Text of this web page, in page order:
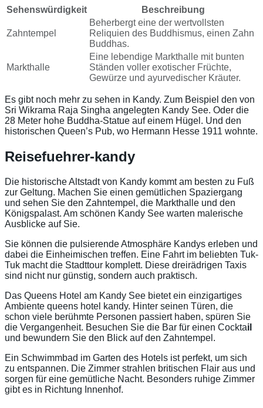
Sehenswürdigkeit Beschreibung
Zahntempel
Beherbergt eine der wertvollsten
Reliquien des Buddhismus, einen Zahn
Buddhas.
Markthalle
Eine lebendige Markthalle mit bunten
Ständen voller exotischer Früchte,
Gewürze und ayurvedischer Kräuter.
Es gibt noch mehr zu sehen in Kandy. Zum Beispiel den von
Sri Wikrama Raja Singha angelegten Kandy See. Oder die
28 Meter hohe Buddha-Statue auf einem Hügel. Und den
historischen Queen’s Pub, wo Hermann Hesse 1911 wohnte.
Reisefuehrer-kandy
Die historische Altstadt von Kandy kommt am besten zu Fuß
zur Geltung. Machen Sie einen gemütlichen Spaziergang
und sehen Sie den Zahntempel, die Markthalle und den
Königspalast. Am schönen Kandy See warten malerische
Ausblicke auf Sie.
Sie können die pulsierende Atmosphäre Kandys erleben und
dabei die Einheimischen treffen. Eine Fahrt im beliebten Tuk-
Tuk macht die Stadttour komplett. Diese dreirädrigen Taxis
sind nicht nur günstig, sondern auch praktisch.
Das Queens Hotel am Kandy See bietet ein einzigartiges
Ambiente queens hotel kandy. Hinter seinen Türen, die
schon viele berühmte Personen passiert haben, spüren Sie
die Vergangenheit. Besuchen Sie die Bar für einen Cocktail
und bewundern Sie den Blick auf den Zahntempel.
Ein Schwimmbad im Garten des Hotels ist perfekt, um sich
zu entspannen. Die Zimmer strahlen britischen Flair aus und
sorgen für eine gemütliche Nacht. Besonders ruhige Zimmer
gibt es in Richtung Innenhof.